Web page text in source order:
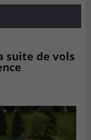
suite de vols